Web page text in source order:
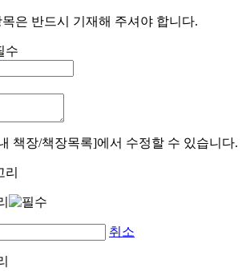
은 반드시 기재해 주셔야 합니다.
책장/책장목록]에서 수정할 수 있습니다.
취소